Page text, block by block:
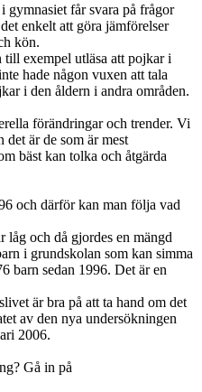
gymnasiet får svara på frågor
enkelt att göra jämförelser
kön.
exempel utläsa att pojkar i
hade någon vuxen att tala
i den åldern i andra områden.
förändringar och trender. Vi
det är de som är mest
bäst kan tolka och åtgärda
och därför kan man följa vad
låg och då gjordes en mängd
i grundskolan som kan simma
barn sedan 1996. Det är en
är bra på att ta hand om det
av den nya undersökningen
2006.
Gå in på